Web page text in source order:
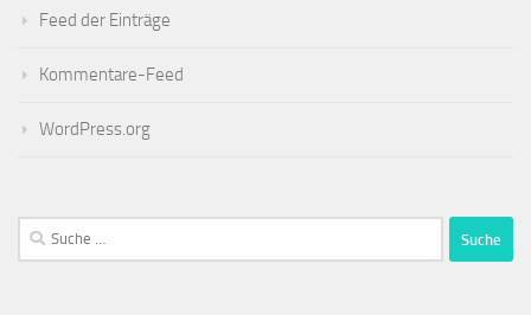
Feed der Einträge
Kommentare-Feed
WordPress.org
Suche
nach: